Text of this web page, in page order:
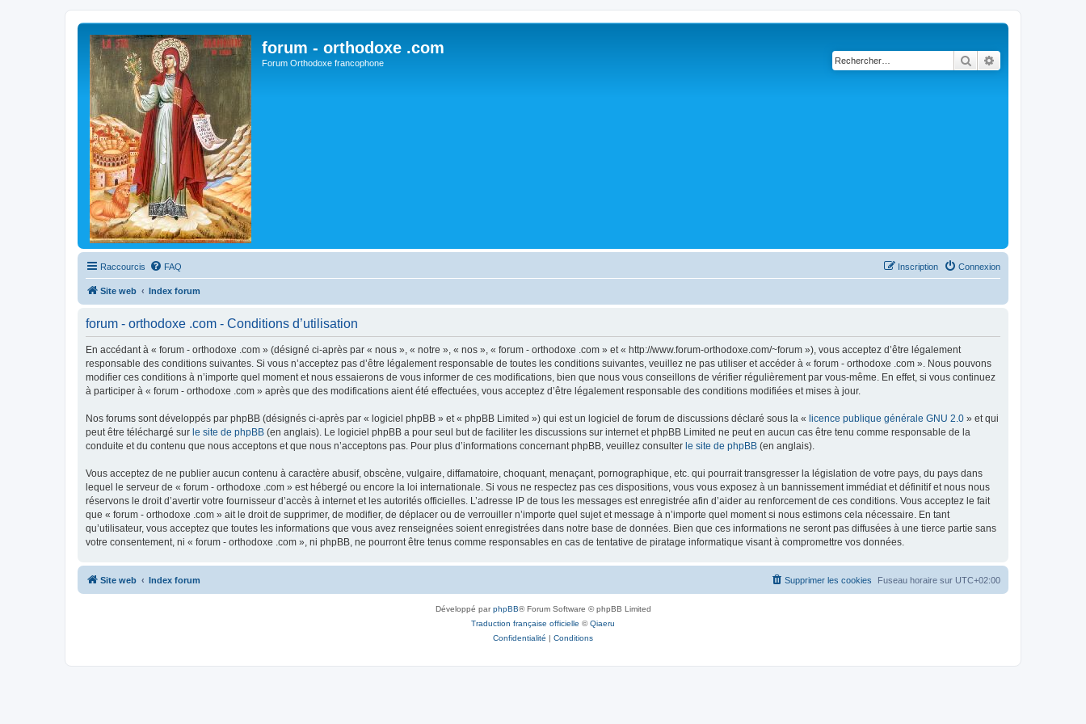
forum - orthodoxe .com
Forum Orthodoxe francophone Rechercher
Raccourcis FAQ Connexion
Inscription
Site web Index forum
forum - orthodoxe .com - Conditions d’utilisation
En accédant à « forum - orthodoxe .com » (désigné ci-après par « nous », « notre », « nos », « forum - orthodoxe .com » et « http://www.forum-orthodoxe.com/~forum »), vous acceptez d’être légalement
responsable des conditions suivantes. Si vous n’acceptez pas d’être légalement responsable de toutes les conditions suivantes, veuillez ne pas utiliser et accéder à « forum - orthodoxe .com ». Nous pouvons
modifier ces conditions à n’importe quel moment et nous essaierons de vous informer de ces modifications, bien que nous vous conseillons de vérifier régulièrement par vous-même. En effet, si vous continuez
à participer à « forum - orthodoxe .com » après que des modifications aient été effectuées, vous acceptez d’être légalement responsable des conditions modifiées et mises à jour.
Nos forums sont développés par phpBB (désignés ci-après par « logiciel phpBB » et « phpBB Limited ») qui est un logiciel de forum de discussions déclaré sous la « licence publique générale GNU 2.0 » et qui
peut être téléchargé sur le site de phpBB (en anglais). Le logiciel phpBB a pour seul but de faciliter les discussions sur internet et phpBB Limited ne peut en aucun cas être tenu comme responsable de la
conduite et du contenu que nous acceptons et que nous n’acceptons pas. Pour plus d’informations concernant phpBB, veuillez consulter le site de phpBB (en anglais).
Vous acceptez de ne publier aucun contenu à caractère abusif, obscène, vulgaire, diffamatoire, choquant, menaçant, pornographique, etc. qui pourrait transgresser la législation de votre pays, du pays dans
lequel le serveur de « forum - orthodoxe .com » est hébergé ou encore la loi internationale. Si vous ne respectez pas ces dispositions, vous vous exposez à un bannissement immédiat et définitif et nous nous
réservons le droit d’avertir votre fournisseur d’accès à internet et les autorités officielles. L’adresse IP de tous les messages est enregistrée afin d’aider au renforcement de ces conditions. Vous acceptez le fait
que « forum - orthodoxe .com » ait le droit de supprimer, de modifier, de déplacer ou de verrouiller n’importe quel sujet et message à n’importe quel moment si nous estimons cela nécessaire. En tant
qu’utilisateur, vous acceptez que toutes les informations que vous avez renseignées soient enregistrées dans notre base de données. Bien que ces informations ne seront pas diffusées à une tierce partie sans
votre consentement, ni « forum - orthodoxe .com », ni phpBB, ne pourront être tenus comme responsables en cas de tentative de piratage informatique visant à compromettre vos données.
Site web Index forum Fuseau horaire sur UTC+02:00
Supprimer les cookies
Développé parphpBB® Forum Software © phpBB Limited
Traduction française officielle ©Qiaeru
Confidentialité | Conditions